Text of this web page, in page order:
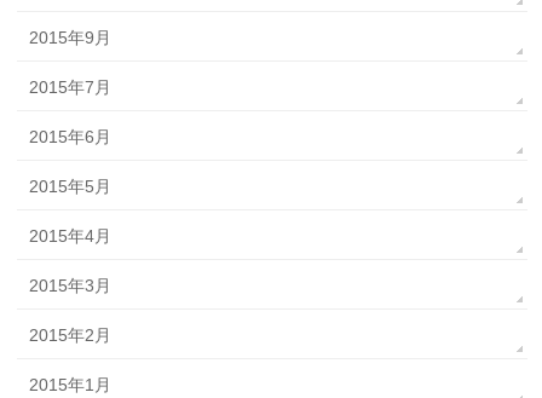
2015年9月
2015年7月
2015年6月
2015年5月
2015年4月
2015年3月
2015年2月
2015年1月